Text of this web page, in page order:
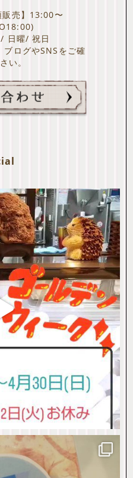
売】13:00〜
日曜/ 祝日
ブログやSNSをご確
い。